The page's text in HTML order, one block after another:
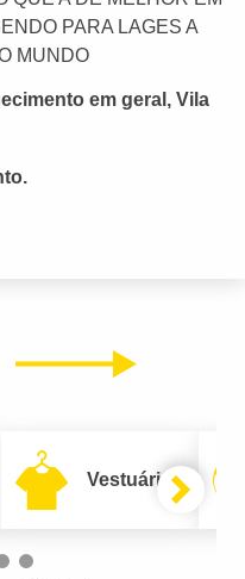
PARA LAGES A
MUNDO
em geral, Vila
Vestuário